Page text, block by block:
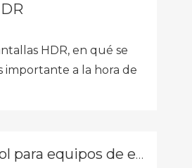
HDR, en qué se
importante a la hora de
equipos de exterior